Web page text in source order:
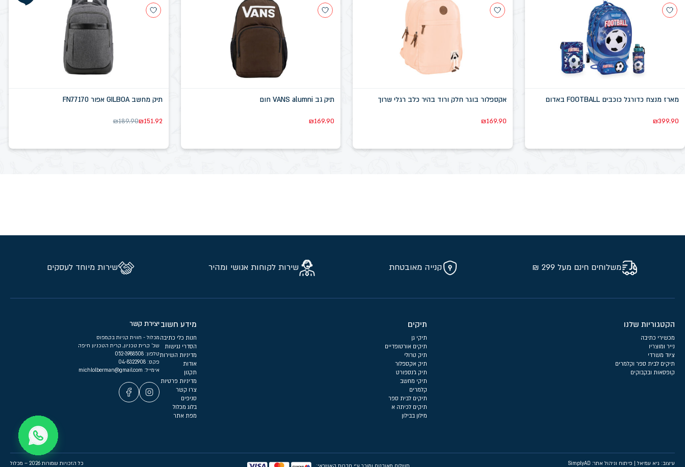
מארז מנצח כדורגל כוכבים FOOTBALL באדום
₪399.90
אקספלור בוגר חלק ורוד בהיר כלב רגלי שרוך
₪169.90
תיק גב VANS alumni חום
₪169.90
תיק מחשב GILBOA אפור FN77170
₪189.90₪151.92
משלוחים חינם מעל 299 ₪ קנייה מאובטחת שירות לקוחות אנושי ומהיר שירות מיוחד לעסקים
הקטגוריות שלנו
מכשירי כתיבה
נייר ומוצריו
ציוד משרדי
תיקים לבית ספר וקלמרים
קופסאות ובקבוקים
תיקים
תיקי גן
תיקים אורטופדיים
תיק טרולי
תיק אקספלור
תיק ג'נספורט
תיקי מחשב
קלמרים
תיקים לבית ספר
תיקים לכיתה א
מילון בבילון
מידע חשוב
חנות כלי כתיבה
הסדרי נגישות
מדיניות השירות
אודות
תקנון
מדיניות פרטיות
צרו קשר
סניפים
בלוג מכלול
מפת אתר
יצירת קשר
מכלול - חווית קניות בקמפוס
שכ’ קרית טכניון, קרית הטכניון חיפה
טלפון:
פקס: 04-8322908
אימייל:
עיצוב: גיא עמיאל | פיתוח וניהול אתר: SimplyAD כל הזכויות שמורות 2026 – מכלול